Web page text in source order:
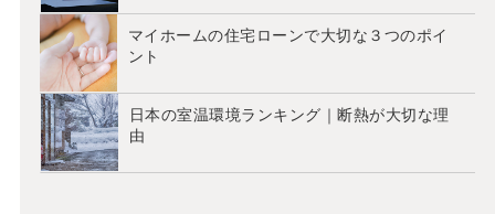
マイホームの住宅ローンで大切な３つのポイ
ント
日本の室温環境ランキング｜断熱が大切な理
由